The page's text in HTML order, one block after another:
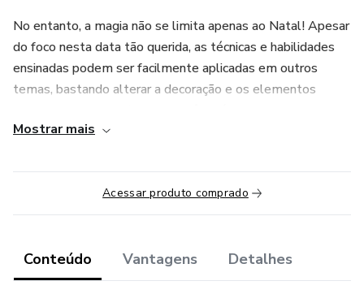
No entanto, a magia não se limita apenas ao Natal! Apesar
do foco nesta data tão querida, as técnicas e habilidades
ensinadas podem ser facilmente aplicadas em outros
temas, bastando alterar a decoração e os elementos
para personalizar seus projetos de acordo com qualquer
Explore os encantos do Natal com papéis coloridos,
enfeites temáticos e inspiração criativa para criar álbuns,
do ano. Com o auxílio dos nossos instrutores
especializados, você será guiado(a) em cada passo, desde
Mostrar mais
Acessar produto comprado
Conteúdo Vantagens Detalhes